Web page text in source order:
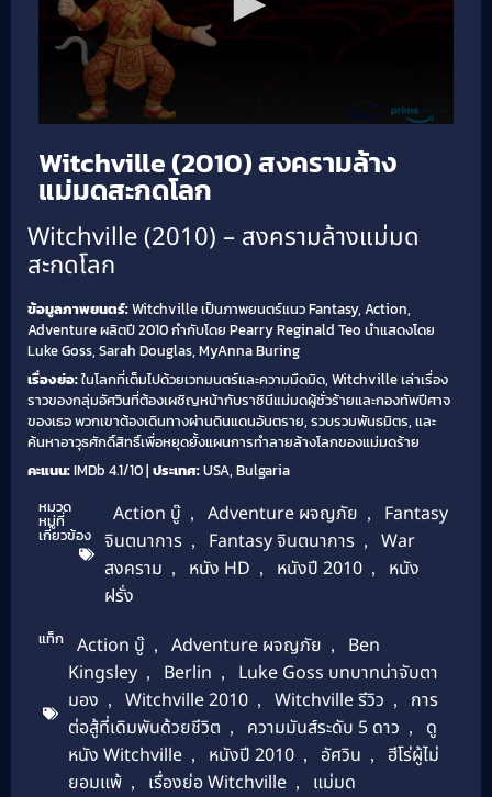
Witchville (2010) สงครามล้าง
แม่มดสะกดโลก
Witchville (2010) – สงครามล้างแม่มด
สะกดโลก
ข้อมูลภาพยนตร์:Witchville เป็นภาพยนตร์แนว Fantasy, Action,
Adventure ผลิตปี 2010 กำกับโดย Pearry Reginald Teo นำแสดงโดย
Luke Goss, Sarah Douglas, MyAnna Buring
เรื่องย่อ:ในโลกที่เต็มไปด้วยเวทมนตร์และความมืดมิด, Witchville เล่าเรื่อง
ราวของกลุ่มอัศวินที่ต้องเผชิญหน้ากับราชินีแม่มดผู้ชั่วร้ายและกองทัพปีศาจ
ของเธอ พวกเขาต้องเดินทางผ่านดินแดนอันตราย, รวบรวมพันธมิตร, และ
ค้นหาอาวุธศักดิ์สิทธิ์เพื่อหยุดยั้งแผนการทำลายล้างโลกของแม่มดร้าย
คะแนน:IMDb 4.1/10 | ประเทศ:USA, Bulgaria
หมวด
หมู่ที่
เกี่ยวข้อง
Action บู๊ , Adventure ผจญภัย ,
Fantasy
จินตนาการ , Fantasy จินตนาการ ,
War
สงคราม , หนัง HD , หนังปี 2010 ,
หนัง
ฝรั่ง
แท็ก Action บู๊ , Adventure ผจญภัย ,
Ben
Kingsley , Berlin ,
Luke Goss บทบาทน่าจับตา
มอง , Witchville 2010 , Witchville รีวิว ,
การ
ต่อสู้ที่เดิมพันด้วยชีวิต , ความมันส์ระดับ 5 ดาว ,
ดู
หนัง Witchville , หนังปี 2010 , อัศวิน ,
ฮีโร่ผู้ไม่
ยอมแพ้ , เรื่องย่อ Witchville , แม่มด